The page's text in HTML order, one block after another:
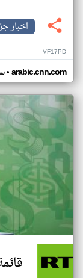
اخبار
VF17PD
• arabic.cnn.com